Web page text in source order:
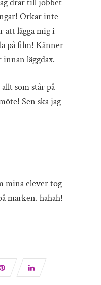
Orkar inte
att lägga mig i
på film! Känner
läggdax.
som står på
Sen ska jag
mina elever tog
marken. hahah!